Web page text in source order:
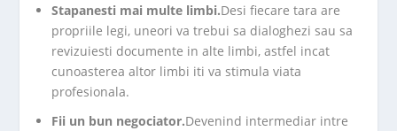
Stapanesti mai multe limbi.Desi fiecare tara are
propriile legi, uneori va trebui sa dialoghezi sau sa
revizuiesti documente in alte limbi, astfel incat
cunoasterea altor limbi iti va stimula viata
profesionala.
Fii un bun negociator.Devenind intermediar intre